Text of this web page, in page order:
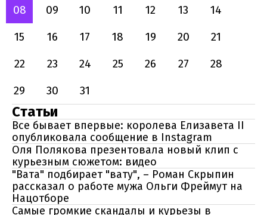
08
09 10 11 12 13
14
15
16 17 18 19 20
21
22
23 24 25 26 27
28
29
30 31
Статьи
Все бывает впервые: королева Елизавета II
опубликовала сообщение в Instagram
Оля Полякова презентовала новый клип с
курьезным сюжетом: видео
"Вата" подбирает "вату", – Роман Скрыпин
рассказал о работе мужа Ольги Фреймут на
Нацотборе
Самые громкие скандалы и курьезы в